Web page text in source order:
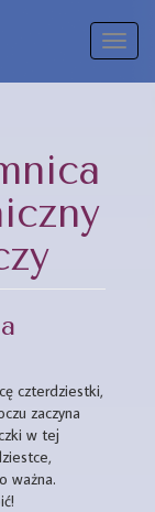
czterdziestki,
zaczyna
w tej
ważna.